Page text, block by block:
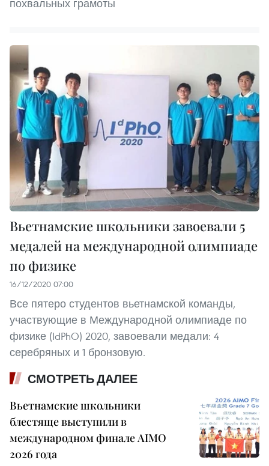
похвальных грамоты
Вьетнамские школьники завоевали 5
медалей на международной олимпиаде
по физике
16/12/2020 07:00
Все пятеро студентов вьетнамской команды,
участвующие в Международной олимпиаде по
физике (IdPhO) 2020, завоевали медали: 4
серебряных и 1 бронзовую.
СМОТРЕТЬ ДАЛЕЕ
Вьетнамские школьники
блестяще выступили в
международном финале AIMO
2026 года